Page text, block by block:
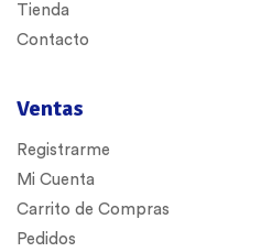
Tienda
Contacto
Ventas
Registrarme
Mi Cuenta
Carrito de Compras
Pedidos